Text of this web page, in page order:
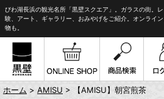
びわ湖長浜の観光名所「黒壁スクエア」。ガラスの街。
験、アート、ギャラリー、おみやげをご紹介。オンライ
物も。
ホーム > AMISU > 【AMISU】朝宮煎茶